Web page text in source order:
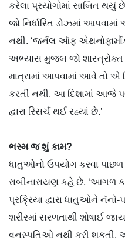
કરેલા પ્રયોગોમાં સાબિત
જો નિર્ધારિત ડોઝમાં
નથી. ‘જર્નલ ઑફ
અભ્યાસ મુજબ જો શાસ્ત્રોક્ત
માત્રામાં આપવામાં આવે તો એ
કરતી નથી. આ દિશામાં આજે
દ્વારા રિસર્ચ થઈ રહ્યાં છે.’
ભસ્મ જ શું કામ?
ધાતુઓનો ઉપયોગ કરવા પાછળ
રાબીનારાયણ કહે છે, ‘આગળ
પ્રક્રિયા દ્વારા ધાતુઓને
શરીરમાં સરળતાથી શોષાઈ
વનસ્પતિઓ નથી કરી શકતી.